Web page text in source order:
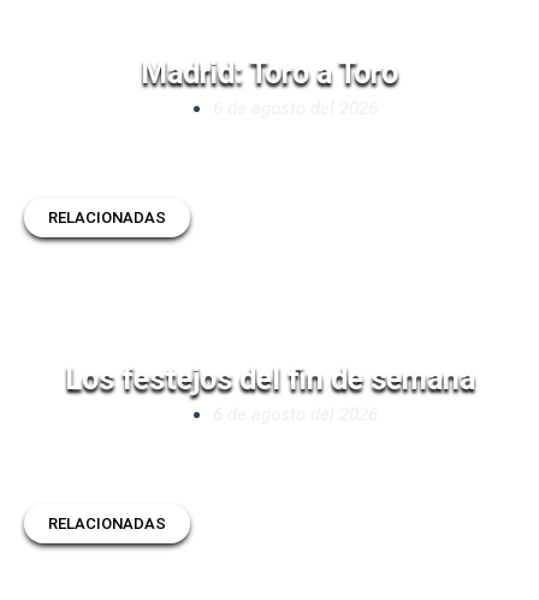
Madrid: Toro a Toro
RELACIONADAS
Los festejos del fin de semana
RELACIONADAS